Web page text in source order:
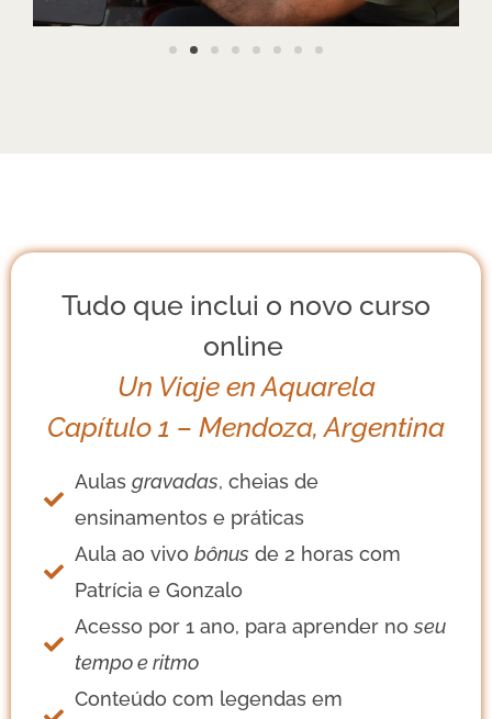
Tudo que inclui o novo curso
online
Un Viaje en Aquarela
Capítulo 1 – Mendoza, Argentina
Aulas gravadas, cheias de
ensinamentos e práticas
Aula ao vivo bônus de 2 horas com
Patrícia e Gonzalo
Acesso por 1 ano, para aprender noseu
tempo e ritmo
Conteúdo com legendas em